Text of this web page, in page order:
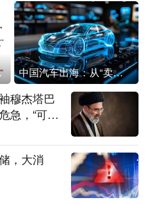
不可没 中国汽车出海：从“卖出去”到“走进去”
穆杰塔巴
急，“可能
，大消